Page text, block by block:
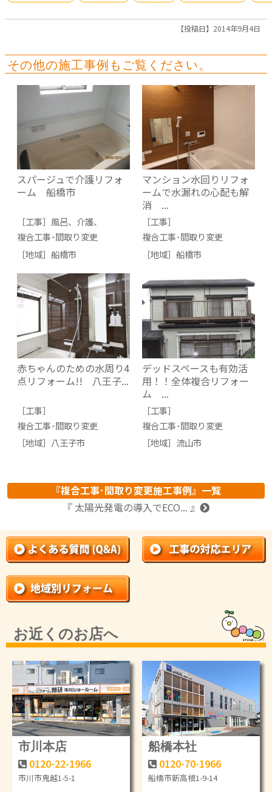
【投稿日】2014年9月4日
その他の施工事例もご覧ください。
スパージュで介護リフォ
ーム 船橋市
［工事］ 風呂、 介護、
複合工事･間取り変更
［地域］ 船橋市
マンション水回りリフォ
ームで水漏れの心配も解
消 ...
［工事］
複合工事･間取り変更
［地域］ 船橋市
赤ちゃんのための水周り4
点リフォーム!! 八王子...
［工事］
複合工事･間取り変更
［地域］ 八王子市
デッドスペースも有効活
用！！全体複合リフォー
ム ...
［工事］
複合工事･間取り変更
［地域］ 流山市
『複合工事･間取り変更施工事例』一覧
『 太陽光発電の導入でECO... 』
お近くのお店へ
市川本店
0120-22-1966
市川市鬼越1-5-1
船橋本社
0120-70-1966
船橋市新高根1-9-14